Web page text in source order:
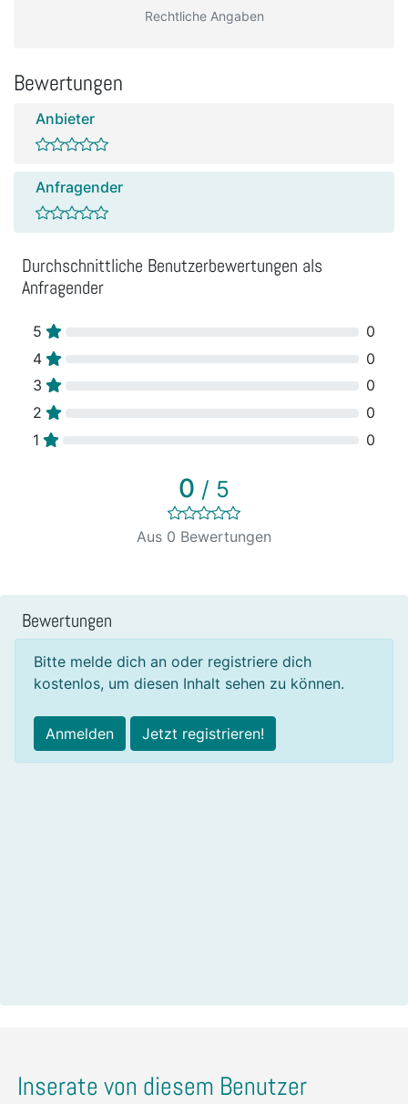
Rechtliche Angaben
Bewertungen
Anbieter
Anfragender
Durchschnittliche Benutzerbewertungen als
Anfragender
5
0
4
0
3
0
2
0
1
0
0 / 5
Aus 0 Bewertungen
Bewertungen
Bitte melde dich an oder registriere dich
kostenlos, um diesen Inhalt sehen zu können.
Anmelden Jetzt registrieren!
Inserate von diesem Benutzer